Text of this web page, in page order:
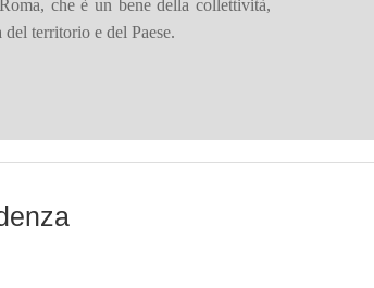
che è un bene della collettività,
del territorio e del Paese.